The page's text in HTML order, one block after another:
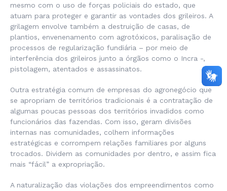
mesmo com o uso de forças policiais do estado, que
atuam para proteger e garantir as vontades dos grileiros. A
grilagem envolve também a destruição de casas, de
plantios, envenenamento com agrotóxicos, paralisação de
processos de regularização fundiária – por meio de
interferência dos grileiros junto a órgãos como o Incra -,
pistolagem, atentados e assassinatos.
Outra estratégia comum de empresas do agronegócio que
se apropriam de territórios tradicionais é a contratação de
algumas poucas pessoas dos territórios invadidos como
funcionários das fazendas. Com isso, geram divisões
internas nas comunidades, colhem informações
estratégicas e corrompem relações familiares por alguns
trocados. Dividem as comunidades por dentro, e assim fica
mais “fácil” a expropriação.
A naturalização das violações dos empreendimentos como